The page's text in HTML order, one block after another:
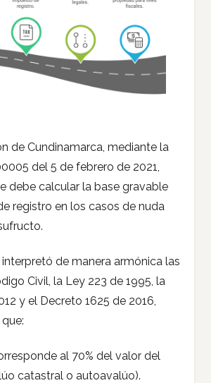
de Cundinamarca, mediante la
del 5 de febrero de 2021,
debe calcular la base gravable
registro en los casos de nuda
de manera armónica las
Civil, la Ley 223 de 1995, la
y el Decreto 1625 de 2016,
al 70% del valor del
catastral o autoavalúo).